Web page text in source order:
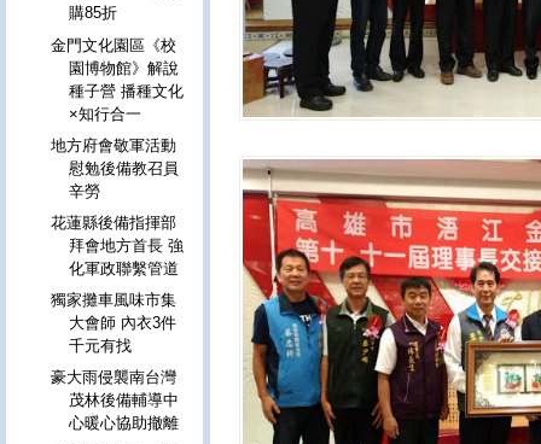
購85折
金門文化園區《校
園博物館》解說
種子營 播種文化
×知行合一
地方府會敬軍活動
慰勉後備教召員
辛勞
花蓮縣後備指揮部
拜會地方首長 強
化軍政聯繫管道
獨家攤車風味市集
大會師 內衣3件
千元有找
豪大雨侵襲南台灣
茂林後備輔導中
心暖心協助撤離